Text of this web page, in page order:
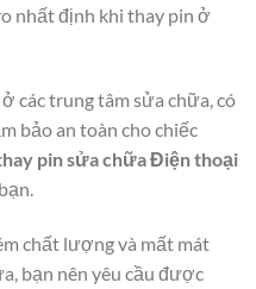
nhất định khi thay pin ở
các trung tâm sửa chữa, có
bảo an toàn cho chiếc
pin sửa chữa Điện thoại
chất lượng và mất mát
bạn nên yêu cầu được